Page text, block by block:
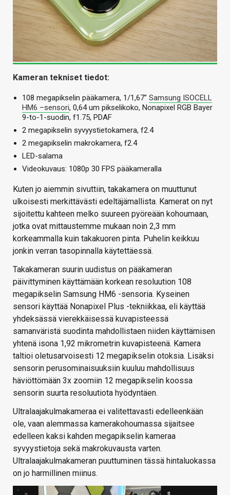
Kameran tekniset tiedot:
108 megapikselin pääkamera, 1/1,67” Samsung ISOCELL
HM6 –sensori, 0,64 um pikselikoko, Nonapixel RGB Bayer
9-to-1-suodin, f1.75, PDAF
2 megapikselin syvyystietokamera, f2.4
2 megapikselin makrokamera, f2.4
LED-salama
Videokuvaus: 1080p 30 FPS pääkameralla
Kuten jo aiemmin sivuttiin, takakamera on muuttunut
ulkoisesti merkittävästi edeltäjämallista. Kamerat on nyt
sijoitettu kahteen melko suureen pyöreään kohoumaan,
jotka ovat mittaustemme mukaan noin 2,3 mm
korkeammalla kuin takakuoren pinta. Puhelin keikkuu
jonkin verran tasopinnalla käytettäessä.
Takakameran suurin uudistus on pääkameran
päivittyminen käyttämään korkean resoluution 108
megapikselin Samsung HM6 -sensoria. Kyseinen
sensori käyttää Nonapixel Plus -tekniikkaa, eli käyttää
yhdeksässä vierekkäisessä kuvapisteessä
samanväristä suodinta mahdollistaen niiden käyttämisen
yhtenä isona 1,92 mikrometrin kuvapisteenä. Kamera
taltioi oletusarvoisesti 12 megapikselin otoksia. Lisäksi
sensorin perusominaisuuksiin kuuluu mahdollisuus
häviöttömään 3x zoomiin 12 megapikselin koossa
sensorin suurta resoluutiota hyödyntäen.
Ultralaajakulmakameraa ei valitettavasti edelleenkään
ole, vaan alemmassa kamerakohoumassa sijaitsee
edelleen kaksi kahden megapikselin kameraa
syvyystietoja sekä makrokuvausta varten.
Ultralaajakulmakameran puuttuminen tässä hintaluokassa
on jo harmillinen miinus.